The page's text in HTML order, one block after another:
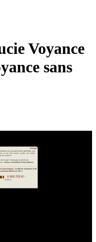
Voyance
sans